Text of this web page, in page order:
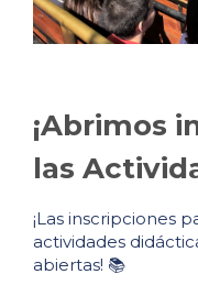
¡Abrimos
las
¡Las inscripciones
actividades
abiertas! 📚